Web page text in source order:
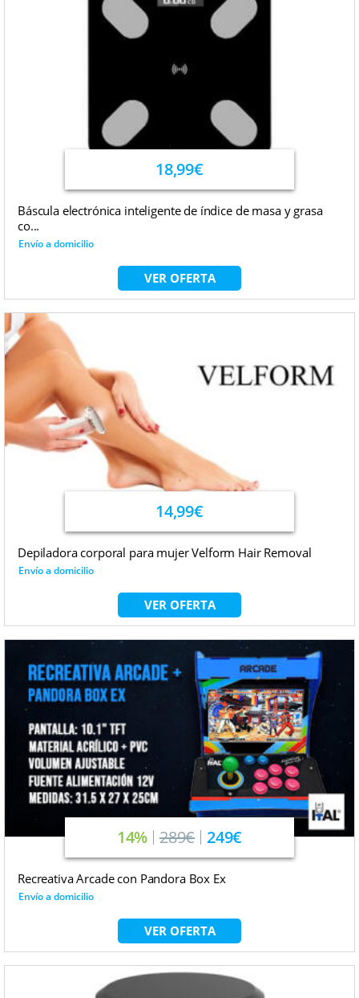
18,99€
Báscula electrónica inteligente de índice de masa y grasa
co...
Envío a domicilio
VER OFERTA
14,99€
Depiladora corporal para mujer Velform Hair Removal
Envío a domicilio
VER OFERTA
14% 289€ 249€
Recreativa Arcade con Pandora Box Ex
Envío a domicilio
VER OFERTA